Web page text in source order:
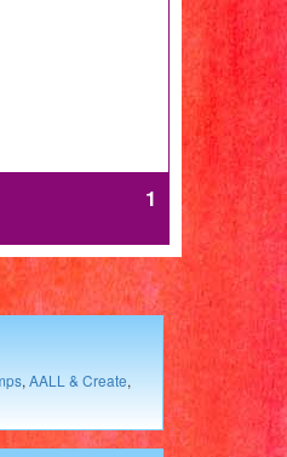
1
, AALL & Create,